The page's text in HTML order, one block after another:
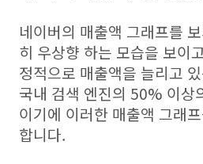
네이버의 매출액 그래프를
히 우상향 하는 모습을 보이
정적으로 매출액을 늘리고
국내 검색 엔진의 50% 이상
이기에 이러한 매출액 그래
합니다.